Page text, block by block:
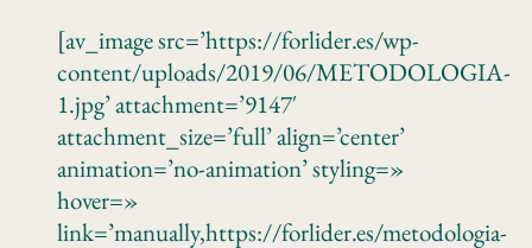
[av_image src=’https://forlider.es/wp-
content/uploads/2019/06/METODOLOGIA-
1.jpg’ attachment=’9147′
attachment_size=’full’ align=’center’
animation=’no-animation’ styling=»
hover=»
link=’manually,https://forlider.es/metodologia-